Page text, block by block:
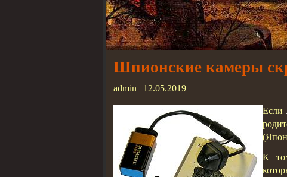
Шпионские камеры
admin | 12.05.2019
Если
К